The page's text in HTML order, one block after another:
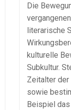
Die
literarische
kulturelle
Subkultur.
Zeitalter der
sowie
Beispiel